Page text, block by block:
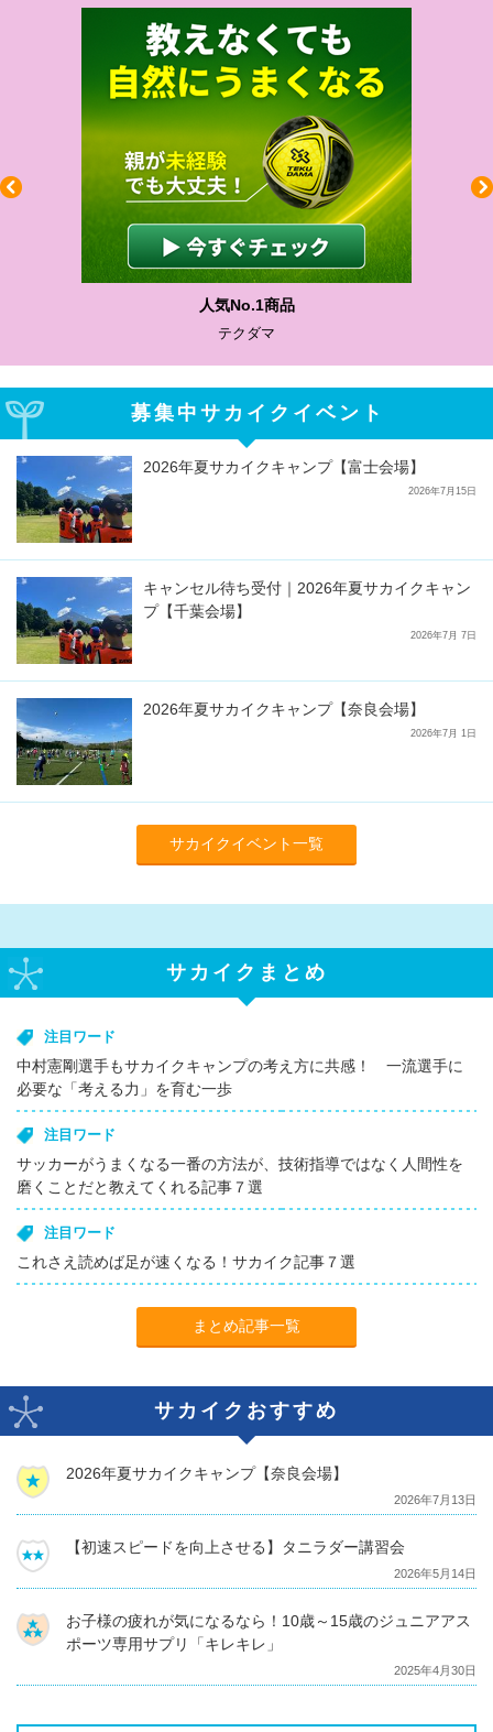
人気No.1商品
テクダマ
募集中サカイクイベント
2026年夏サカイクキャンプ【富士会場】
2026年7月15日
キャンセル待ち受付｜2026年夏サカイクキャン
プ【千葉会場】
2026年7月 7日
2026年夏サカイクキャンプ【奈良会場】
2026年7月 1日
サカイクイベント一覧
サカイクまとめ
注目ワード
中村憲剛選手もサカイクキャンプの考え方に共感！ 一流選手に
必要な「考える力」を育む一歩
注目ワード
サッカーがうまくなる一番の方法が、技術指導ではなく人間性を
磨くことだと教えてくれる記事７選
注目ワード
これさえ読めば足が速くなる！サカイク記事７選
まとめ記事一覧
サカイクおすすめ
2026年夏サカイクキャンプ【奈良会場】
2026年7月13日
【初速スピードを向上させる】タニラダー講習会
2026年5月14日
お子様の疲れが気になるなら！10歳～15歳のジュニアアス
ポーツ専用サプリ「キレキレ」
2025年4月30日